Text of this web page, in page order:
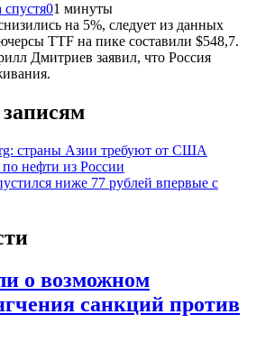
спустя01 минуты
на 5%, следует из данных
TTF на пике составили $548,7.
Дмитриев заявил, что Россия
страны Азии требуют от США
нефти из России
ниже 77 рублей впервые с
о возможном
санкций против